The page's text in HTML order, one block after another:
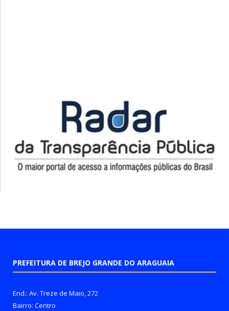
PREFEITURA DE BREJO GRANDE DO ARAGUAIA
End.: Av. Treze de Maio, 272
Bairro: Centro